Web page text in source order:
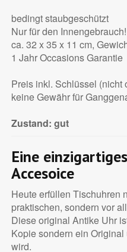
bedingt staubgeschützt
Nur für den Innengebrauch!
ca. 32 x 35 x 11 cm,
1 Jahr Occasions Garantie
Preis inkl. Schlüssel (nicht
keine Gewähr für
Zustand: gut
Eine
Accesoice
Heute erfüllen Tischuhren
praktischen, sondern vor
Diese original Antike Uhr
Kopie sondern ein
wird.